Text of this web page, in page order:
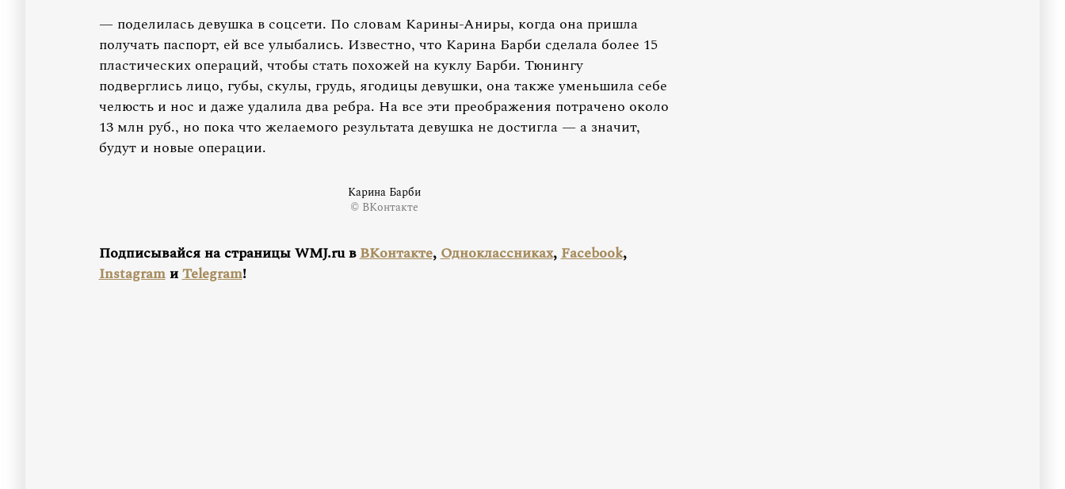
— поделилась девушка в соцсети. По словам Карины-Аниры, когда она пришла
получать паспорт, ей все улыбались. Известно, что Карина Барби сделала более 15
пластических операций, чтобы стать похожей на куклу Барби. Тюнингу
подверглись лицо, губы, скулы, грудь, ягодицы девушки, она также уменьшила себе
челюсть и нос и даже удалила два ребра. На все эти преображения потрачено около
13 млн руб., но пока что желаемого результата девушка не достигла — а значит,
будут и новые операции.
Карина Барби
© ВКонтакте
Подписывайся на страницы WMJ.ru вВКонтакте,Одноклассниках,Facebook,
InstagramиTelegram!